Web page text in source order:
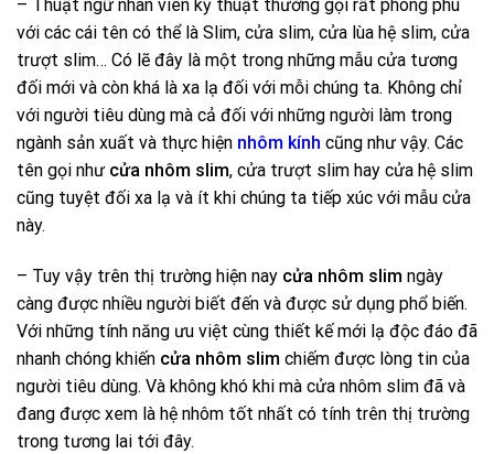
– Thuật ngữ nhân viên kỹ thuật thường gọi rất phong phú
với các cái tên có thể là Slim, cửa slim, cửa lùa hệ slim, cửa
trượt slim… Có lẽ đây là một trong những mẫu cửa tương
đối mới và còn khá là xa lạ đối với mỗi chúng ta. Không chỉ
với người tiêu dùng mà cả đối với những người làm trong
ngành sản xuất và thực hiện nhôm kính cũng như vậy. Các
tên gọi như cửa nhôm slim, cửa trượt slim hay cửa hệ slim
cũng tuyệt đối xa lạ và ít khi chúng ta tiếp xúc với mẫu cửa
này.
– Tuy vậy trên thị trường hiện nay cửa nhôm slim ngày
càng được nhiều người biết đến và được sử dụng phổ biến.
Với những tính năng ưu việt cùng thiết kế mới lạ độc đáo đã
nhanh chóng khiến cửa nhôm slim chiếm được lòng tin của
người tiêu dùng. Và không khó khi mà cửa nhôm slim đã và
đang được xem là hệ nhôm tốt nhất có tính trên thị trường
trong tương lai tới đây.